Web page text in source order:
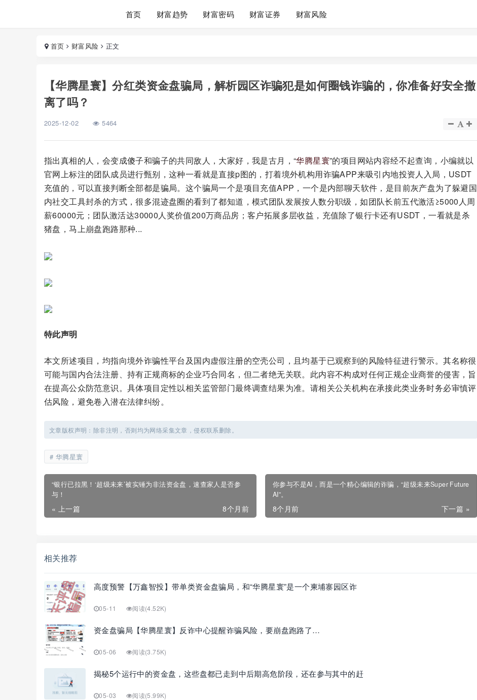
首页 财富趋势 财富密码 财富证券 财富风险
首页 财富风险 正文
【华腾星寰】分红类资金盘骗局，解析园区诈骗犯是如何圈钱诈骗的，你准备好安全撤
离了吗？
2025-12-02 5464
指出真相的人，会变成傻子和骗子的共同敌人，大家好，我是古月，“华腾星寰”的项目网站内容经不起查询，小编就以
官网上标注的团队成员进行甄别，这种一看就是直接p图的，打着境外机构用诈骗APP来吸引内地投资人入局，USDT
充值的，可以直接判断全部都是骗局。这个骗局一个是项目充值APP，一个是内部聊天软件，是目前灰产盘为了躲避国
内社交工具封杀的方式，很多混迹盘圈的看到了都知道，模式团队发展按人数分职级，如团队长前五代激活≥5000人周
薪60000元；团队激活达30000人奖价值200万商品房；客户拓展多层收益，充值除了银行卡还有USDT，一看就是杀
猪盘，马上崩盘跑路那种...
特此声明
本文所述项目，均指向境外诈骗性平台及国内虚假注册的空壳公司，且均基于已观察到的风险特征进行警示。其名称很
可能与国内合法注册、持有正规商标的企业巧合同名，但二者绝无关联。此内容不构成对任何正规企业商誉的侵害，旨
在提高公众防范意识。具体项目定性以相关监管部门最终调查结果为准。请相关公关机构在承接此类业务时务必审慎评
估风险，避免卷入潜在法律纠纷。
文章版权声明：除非注明，否则均为网络采集文章，侵权联系删除。
华腾星寰
“银行已拉黑！‘超级未来’被实锤为非法资金盘，速查家人是否参
与！
« 上一篇 8个月前
你参与不是AI，而是一个精心编辑的诈骗，“超级未来Super Future
AI”。
下一篇 »
8个月前
相关推荐
高度预警【万鑫智投】带单类资金盘骗局，和“华腾星寰”是一个柬埔寨园区诈
05-11 阅读(4.52K)
资金盘骗局【华腾星寰】反诈中心提醒诈骗风险，要崩盘跑路了…
05-06 阅读(3.75K)
揭秘5个运行中的资金盘，这些盘都已走到中后期高危阶段，还在参与其中的赶
05-03 阅读(5.99K)